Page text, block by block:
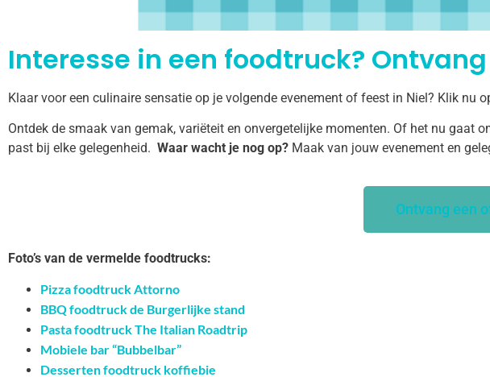
Interesse in een foodtruck?
Klaar voor een culinaire sensatie op je volgende evenement of feest in Niel? Klik nu
Ontdek de smaak van gemak, variëteit en onvergetelijke momenten. Of het nu gaat
past bij elke gelegenheid. Waar wacht je nog op? Maak van jouw evenement en
Ontvang een
Foto’s van de vermelde foodtrucks:
Pizza foodtruck Attorno
BBQ foodtruck de Burgerlijke stand
Pasta foodtruck The Italian Roadtrip
Mobiele bar “Bubbelbar”
Desserten foodtruck koffiebie